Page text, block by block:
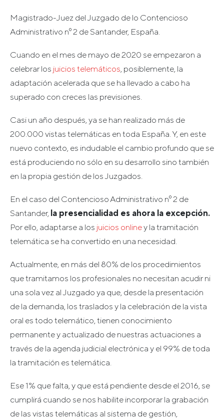
Magistrado-Juez del Juzgado de lo Contencioso
Administrativo nº 2 de Santander, España.
Cuando en el mes de mayo de 2020 se empezaron a
celebrar los juicios telemáticos , posiblemente, la
adaptación acelerada que se ha llevado a cabo ha
superado con creces las previsiones.
Casi un año después, ya se han realizado más de
200.000 vistas telemáticas en toda España. Y, en este
nuevo contexto, es indudable el cambio profundo que se
está produciendo no sólo en su desarrollo sino también
en la propia gestión de los Juzgados.
En el caso del Contencioso Administrativo nº 2 de
Santander, la presencialidad es ahora la excepción.
Por ello, adaptarse a los juicios onliney la tramitación
telemática se ha convertido en una necesidad.
Actualmente, en más del 80% de los procedimientos
que tramitamos los profesionales no necesitan acudir ni
una sola vez al Juzgado ya que, desde la presentación
de la demanda, los traslados y la celebración de la vista
oral es todo telemático, tienen conocimiento
permanente y actualizado de nuestras actuaciones a
través de la agenda judicial electrónica y el 99% de toda
la tramitación es telemática.
Ese 1% que falta, y que está pendiente desde el 2016, se
cumplirá cuando se nos habilite incorporar la grabación
de las vistas telemáticas al sistema de gestión,